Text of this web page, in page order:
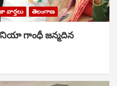
వార్తలు తెలంగాణ
గాంధీ జ‌న్మ‌దిన